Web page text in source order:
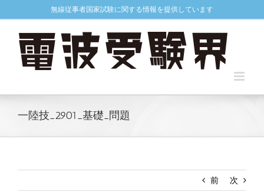
to
無線従事者国家試験に関する情報を提供しています
一陸技_2901_基礎_問題
前 次